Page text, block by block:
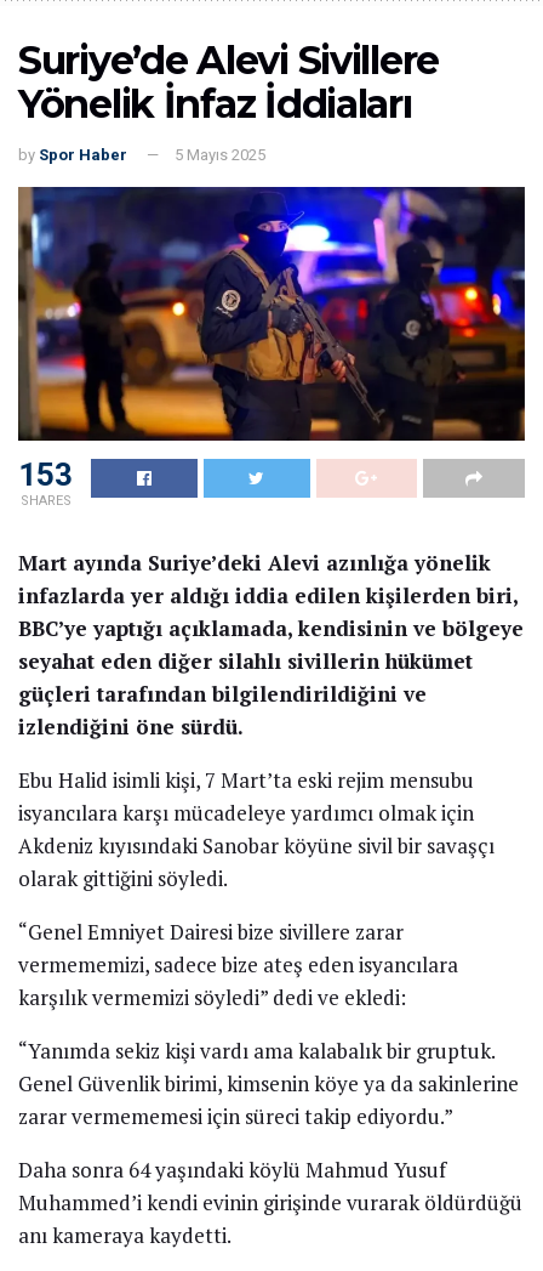
Suriye’de Alevi Sivillere
Yönelik İnfaz İddiaları
by Spor Haber 5 Mayıs 2025
153
SHARES
Mart ayında Suriye’deki Alevi azınlığa yönelik
infazlarda yer aldığı iddia edilen kişilerden biri,
BBC’ye yaptığı açıklamada, kendisinin ve bölgeye
seyahat eden diğer silahlı sivillerin hükümet
güçleri tarafından bilgilendirildiğini ve
izlendiğini öne sürdü.
Ebu Halid isimli kişi, 7 Mart’ta eski rejim mensubu
isyancılara karşı mücadeleye yardımcı olmak için
Akdeniz kıyısındaki Sanobar köyüne sivil bir savaşçı
olarak gittiğini söyledi.
“Genel Emniyet Dairesi bize sivillere zarar
vermememizi, sadece bize ateş eden isyancılara
karşılık vermemizi söyledi” dedi ve ekledi:
“Yanımda sekiz kişi vardı ama kalabalık bir gruptuk.
Genel Güvenlik birimi, kimsenin köye ya da sakinlerine
zarar vermememesi için süreci takip ediyordu.”
Daha sonra 64 yaşındaki köylü Mahmud Yusuf
Muhammed’i kendi evinin girişinde vurarak öldürdüğü
anı kameraya kaydetti.